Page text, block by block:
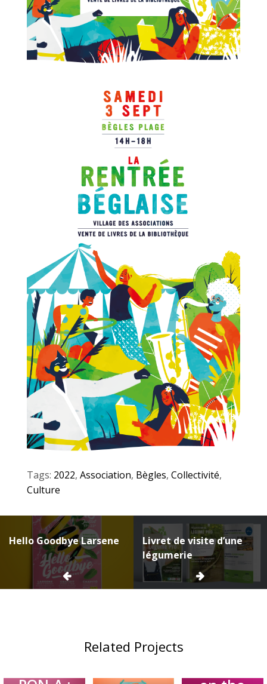
Tags: 2022, Association, Bègles, Collectivité,
Culture
Navigation
de
l’article
Hello Goodbye Larsene
Livret de visite d’une
légumerie
Related Projects
Affiche